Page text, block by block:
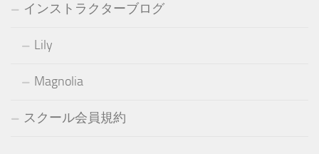
インストラクターブログ
Lily
Magnolia
スクール会員規約